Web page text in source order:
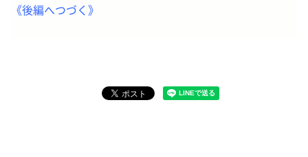
《後編へつづく》